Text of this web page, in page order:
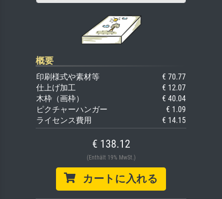
概要
印刷様式や素材等
€ 70.77
仕上げ加工
€ 12.07
木枠（画枠）
€ 40.04
ピクチャーハンガー
€ 1.09
ライセンス費用
€ 14.15
€ 138.12
(Enthält 19% MwSt.)
カートに入れる